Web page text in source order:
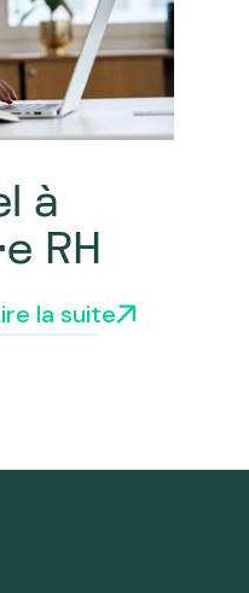
à
RH
la suite